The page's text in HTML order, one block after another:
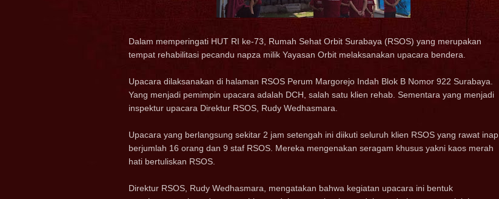
Dalam memperingati HUT RI ke-73, Rumah Sehat Orbit Surabaya (RSOS) yang merupakan
tempat rehabilitasi pecandu napza milik Yayasan Orbit melaksanakan upacara bendera.
Upacara dilaksanakan di halaman RSOS Perum Margorejo Indah Blok B Nomor 922 Surabaya.
Yang menjadi pemimpin upacara adalah DCH, salah satu klien rehab. Sementara yang menjadi
inspektur upacara Direktur RSOS, Rudy Wedhasmara.
Upacara yang berlangsung sekitar 2 jam setengah ini diikuti seluruh klien RSOS yang rawat inap
berjumlah 16 orang dan 9 staf RSOS. Mereka mengenakan seragam khusus yakni kaos merah
hati bertuliskan RSOS.
Direktur RSOS, Rudy Wedhasmara, mengatakan bahwa kegiatan upacara ini bentuk